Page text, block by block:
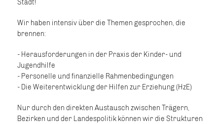
Stadt!
Wir haben intensiv über die Themen gesprochen, die
brennen:
- Herausforderungen in der Praxis der Kinder- und
Jugendhilfe
- Personelle und finanzielle Rahmenbedingungen
- Die Weiterentwicklung der Hilfen zur Erziehung (HzE)
Nur durch den direkten Austausch zwischen Trägern,
Bezirken und der Landespolitik können wir die Strukturen